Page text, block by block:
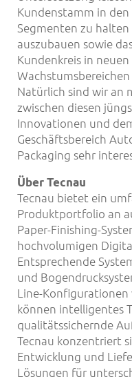
Kundenstamm in
Segmenten zu
auszubauen sowie
Kundenkreis in neuen
Natürlich sind wir an
zwischen diesen
Innovationen und
Geschäftsbereich
Packaging sehr
Über Tecnau
Tecnau bietet ein
Produktportfolio an
Paper-Finishing-
hochvolumigen
Entsprechende
und
Line-
können intelligentes
qualitätssichernde
Tecnau konzentriert
Entwicklung und
Lösungen für